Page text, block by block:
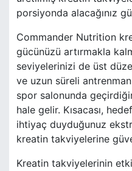
porsiyonda alacağınız
Commander Nutrition
gücünüzü artırmakla
seviyelerinizi de üst
ve uzun süreli antrenman
spor salonunda
hale gelir. Kısacası,
ihtiyaç duyduğunuz
kreatin takviyelerine
Kreatin takviyelerinin